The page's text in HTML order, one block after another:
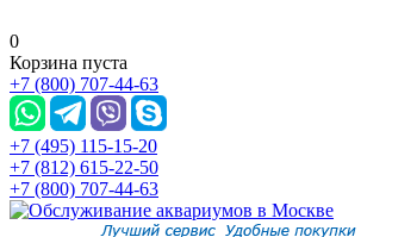
0
Корзина пуста
+7 (800) 707-44-63
+7 (495) 115-15-20
+7 (812) 615-22-50
+7 (800) 707-44-63